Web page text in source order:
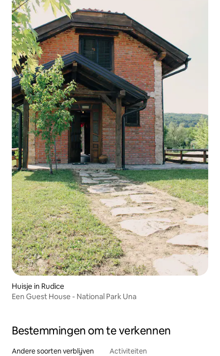
Huisje in Rudice
Een Guest House - National Park Una
Bestemmingen om te verkennen
Andere soorten verblijven Activiteiten